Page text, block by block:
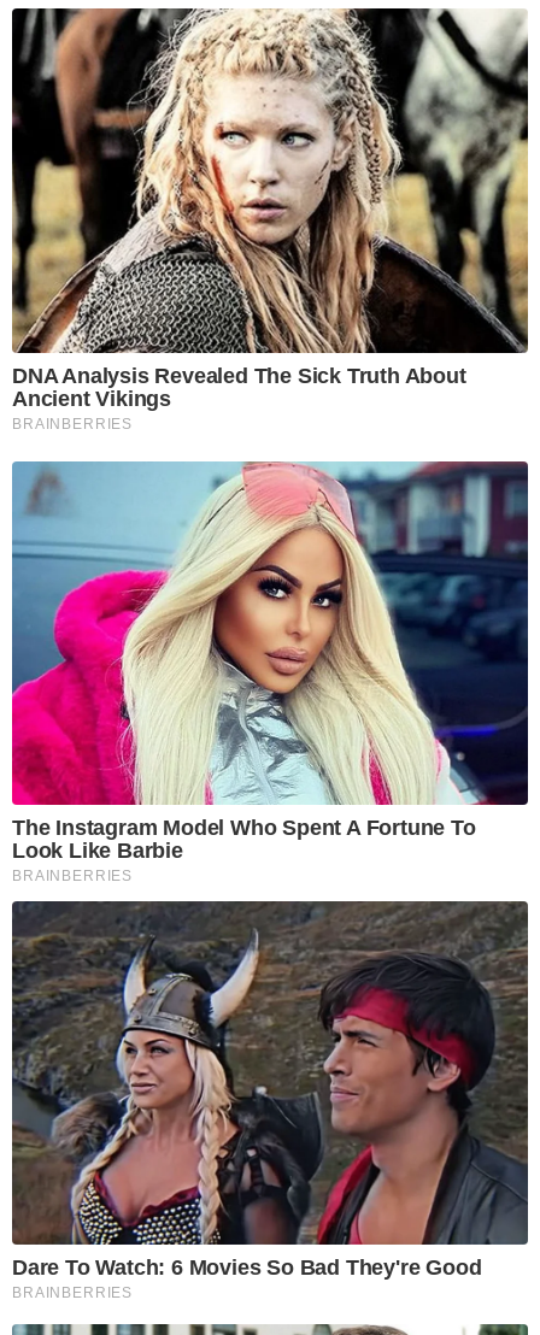
DNA Analysis Revealed The Sick Truth About
Ancient Vikings
BRAINBERRIES
The Instagram Model Who Spent A Fortune To
Look Like Barbie
BRAINBERRIES
Dare To Watch: 6 Movies So Bad They're Good
BRAINBERRIES